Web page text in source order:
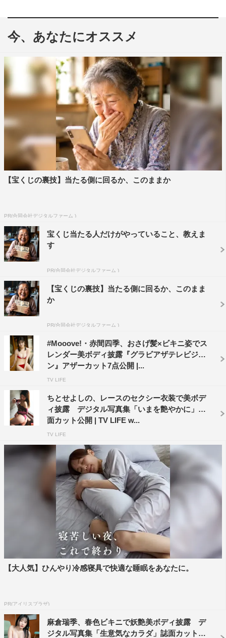
今、あなたにオススメ
【宝くじの裏技】当たる側に回るか、このままか
PR(合同会社デジタルファーム )
宝くじ当たる人だけがやっていること、教えま
す
PR(合同会社デジタルファーム )
【宝くじの裏技】当たる側に回るか、このまま
か
PR(合同会社デジタルファーム )
#Mooove!・赤間四季、おさげ髪×ビキニ姿でス
レンダー美ボディ披露『グラビアザテレビジョ
ン』アザーカット7点公開 |...
TV LIFE
ちとせよしの、レースのセクシー衣装で美ボデ
ィ披露 デジタル写真集「いまを艶やかに」誌
面カット公開 | TV LIFE w...
TV LIFE
【大人気】ひんやり冷感寝具で快適な睡眠をあなたに。
PR(アイリスプラザ)
麻倉瑞季、春色ビキニで妖艶美ボディ披露 デ
ジタル写真集「生意気なカラダ」誌面カット公